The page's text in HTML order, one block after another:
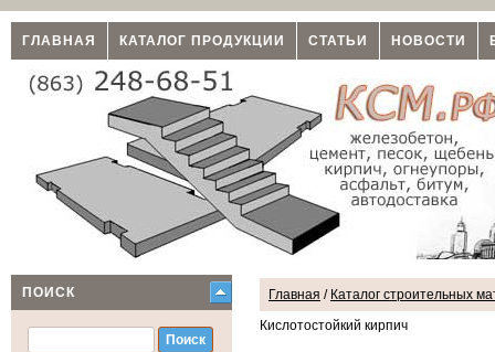
ГЛАВНАЯ КАТАЛОГ ПРОДУКЦИИ СТАТЬИ НОВОСТИ
ПОИСК Главная / Каталог строительных
Кислотостойкий кирпич